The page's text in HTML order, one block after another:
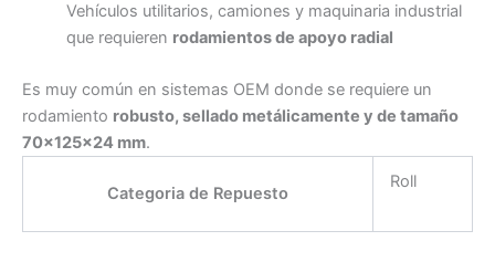
Vehículos utilitarios, camiones y maquinaria industrial
que requieren rodamientos de apoyo radial
Es muy común en sistemas OEM donde se requiere un
rodamiento robusto, sellado metálicamente y de tamaño
70×125×24 mm.
Categoria de Repuesto
Roll